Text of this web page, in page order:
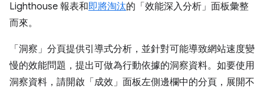
Lighthouse 報表和即將淘汰的「效能深入分析」 面板彙整
而來。
「洞察」 分頁提供引導式分析，並針對可能導致網站速度變
慢的效能問題，提出可做為行動依據的洞察資料。如要使用
洞察資料，請開啟「成效」 面板左側邊欄中的分頁，展開不